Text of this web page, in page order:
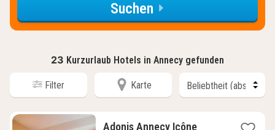
Suchen
23 Kurzurlaub Hotels in Annecy gefunden
Filter Karte
Adonis Annecy Icône